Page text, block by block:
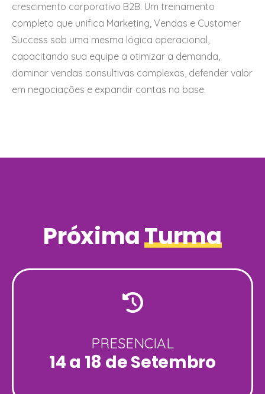
crescimento corporativo B2B. Um treinamento
completo que unifica Marketing, Vendas e Customer
Success sob uma mesma lógica operacional,
capacitando sua equipe a otimizar a demanda,
dominar vendas consultivas complexas, defender valor
em negociações e expandir contas na base.
PróximaTurma
PRESENCIAL
14 a 18 de Setembro